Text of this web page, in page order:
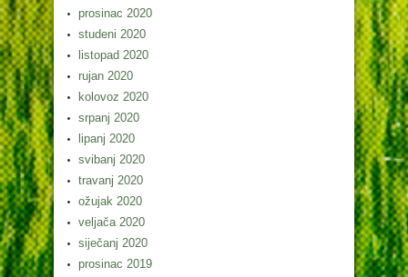
prosinac 2020
studeni 2020
listopad 2020
rujan 2020
kolovoz 2020
srpanj 2020
lipanj 2020
svibanj 2020
travanj 2020
ožujak 2020
veljača 2020
siječanj 2020
prosinac 2019